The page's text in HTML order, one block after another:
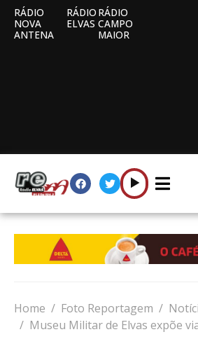
RÁDIO
NOVA
ANTENA
RÁDIO
ELVAS
RÁDIO
CAMPO
MAIOR
Home Foto Reportagem
Museu Militar de Elvas expõe viaturas do 25 de